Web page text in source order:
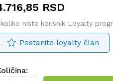
RSD
niste korisnik Loyalty
Postanite loyalty član